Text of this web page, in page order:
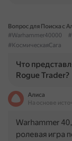
Вопрос для Поиска с
#Warhammer40000
#КосмическаяСага
Что
Rogue Trader?
Алиса
На основе
Warhammer
ролевая игра